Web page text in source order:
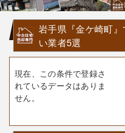
岩手県『金ケ崎町
い業者5選
現在、この条件で登録さ
れているデータはありま
せん。